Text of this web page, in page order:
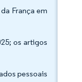
França em
os artigos
pessoais